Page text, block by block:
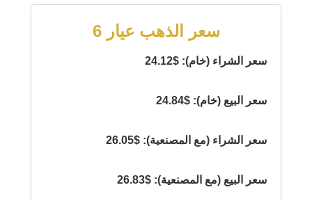
سعر الذهب عيار 6
سعر الشراء (خام): $24.12
سعر البيع (خام): $24.84
سعر الشراء (مع المصنعية): $26.05
سعر البيع (مع المصنعية): $26.83